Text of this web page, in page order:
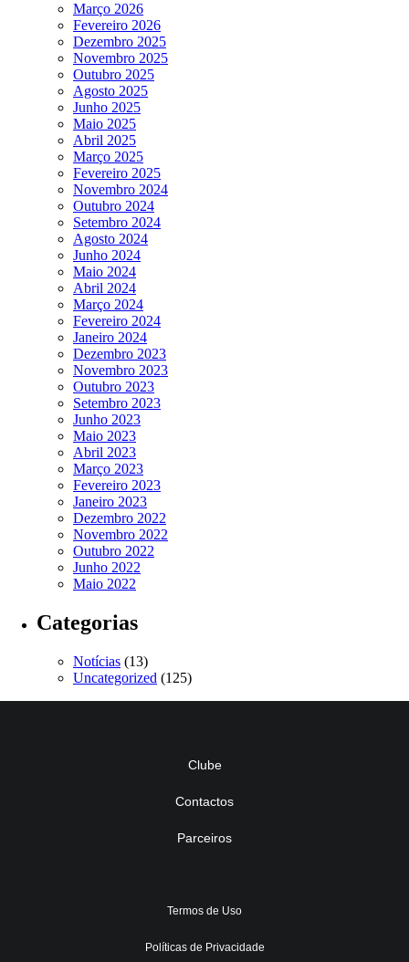
Março 2026
Fevereiro 2026
Dezembro 2025
Novembro 2025
Outubro 2025
Agosto 2025
Junho 2025
Maio 2025
Abril 2025
Março 2025
Fevereiro 2025
Novembro 2024
Outubro 2024
Setembro 2024
Agosto 2024
Junho 2024
Maio 2024
Abril 2024
Março 2024
Fevereiro 2024
Janeiro 2024
Dezembro 2023
Novembro 2023
Outubro 2023
Setembro 2023
Junho 2023
Maio 2023
Abril 2023
Março 2023
Fevereiro 2023
Janeiro 2023
Dezembro 2022
Novembro 2022
Outubro 2022
Junho 2022
Maio 2022
Categorias
Notícias (13)
Uncategorized (125)
Clube
Contactos
Parceiros
Termos de Uso
Políticas de Privacidade